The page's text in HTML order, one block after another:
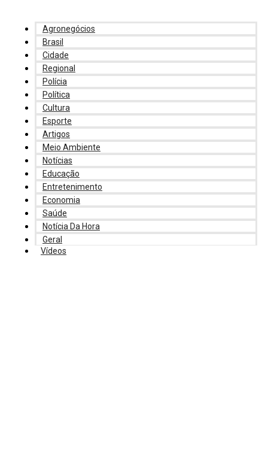
Agronegócios
Brasil
Cidade
Regional
Polícia
Política
Cultura
Esporte
Artigos
Meio Ambiente
Notícias
Educação
Entretenimento
Economia
Saúde
Notícia Da Hora
Geral
Vídeos